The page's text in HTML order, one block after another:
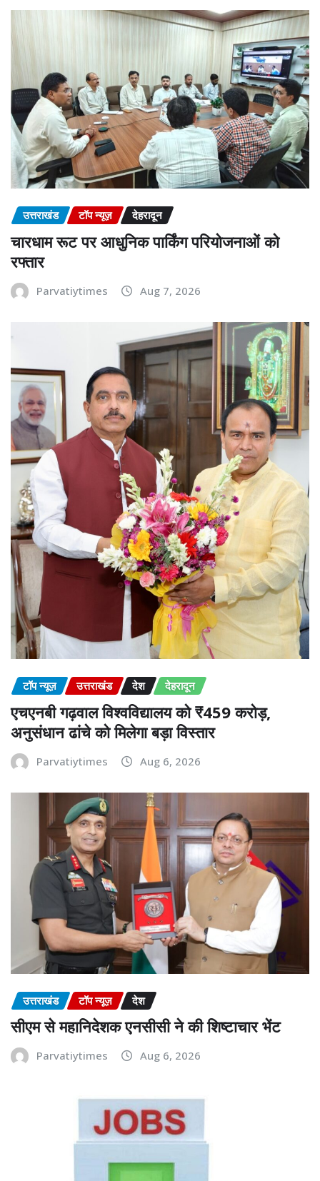
उत्तराखंड टॉप न्यूज़ देहरादून
चारधाम रूट पर आधुनिक पार्किंग परियोजनाओं को
रफ्तार
Parvatiytimes Aug 7, 2026
टॉप न्यूज़ उत्तराखंड देश देहरादून
एचएनबी गढ़वाल विश्वविद्यालय को ₹459 करोड़,
अनुसंधान ढांचे को मिलेगा बड़ा विस्तार
Parvatiytimes Aug 6, 2026
उत्तराखंड टॉप न्यूज़ देश
सीएम से महानिदेशक एनसीसी ने की शिष्टाचार भेंट
Parvatiytimes Aug 6, 2026